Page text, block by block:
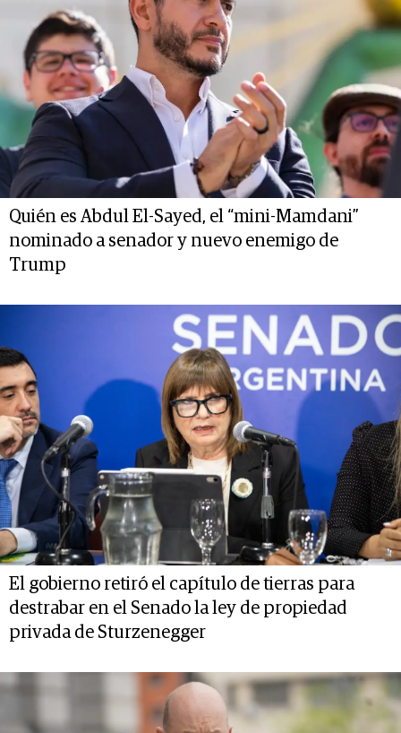
Quién es Abdul El-Sayed, el “mini-Mamdani”
nominado a senador y nuevo enemigo de
Trump
El gobierno retiró el capítulo de tierras para
destrabar en el Senado la ley de propiedad
privada de Sturzenegger